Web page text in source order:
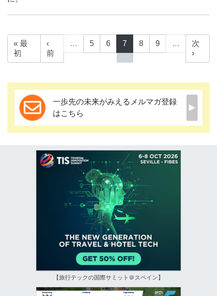
« 最
初
‹
前
… 5 6 7 8 9 …
次
›
一歩先の未来がみえるメルマガ登録
はこちら
【旅行テックの国際サミット＠スペイン】